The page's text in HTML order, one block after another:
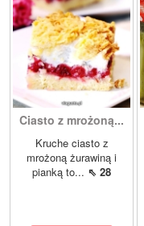
Ciasto z mrożoną...
Kruche ciasto z
mrożoną żurawiną i
pianką to... ⇖ 28